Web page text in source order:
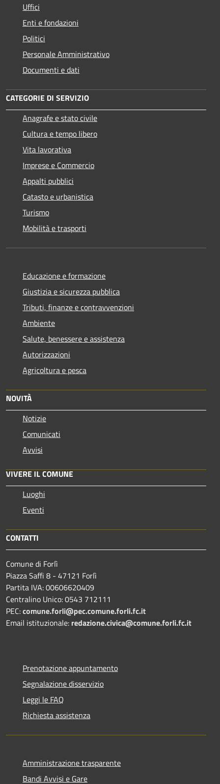
Uffici
Enti e fondazioni
Politici
Personale Amministrativo
Documenti e dati
CATEGORIE DI SERVIZIO
Anagrafe e stato civile
Cultura e tempo libero
Vita lavorativa
Imprese e Commercio
Appalti pubblici
Catasto e urbanistica
Turismo
Mobilità e trasporti
Educazione e formazione
Giustizia e sicurezza pubblica
Tributi, finanze e contravvenzioni
Ambiente
Salute, benessere e assistenza
Autorizzazioni
Agricoltura e pesca
NOVITÀ
Notizie
Comunicati
Avvisi
VIVERE IL COMUNE
Luoghi
Eventi
CONTATTI
Comune di Forlì
Piazza Saffi 8 - 47121 Forlì
Partita IVA: 00606620409
Centralino Unico: 0543 712111
PEC:comune.forli@pec.comune.forli.fc.it
Email istituzionale: redazione.civica@comune.forli.fc.it
Prenotazione appuntamento
Segnalazione disservizio
Leggi le FAQ
Richiesta assistenza
Amministrazione trasparente
Bandi Avvisi e Gare